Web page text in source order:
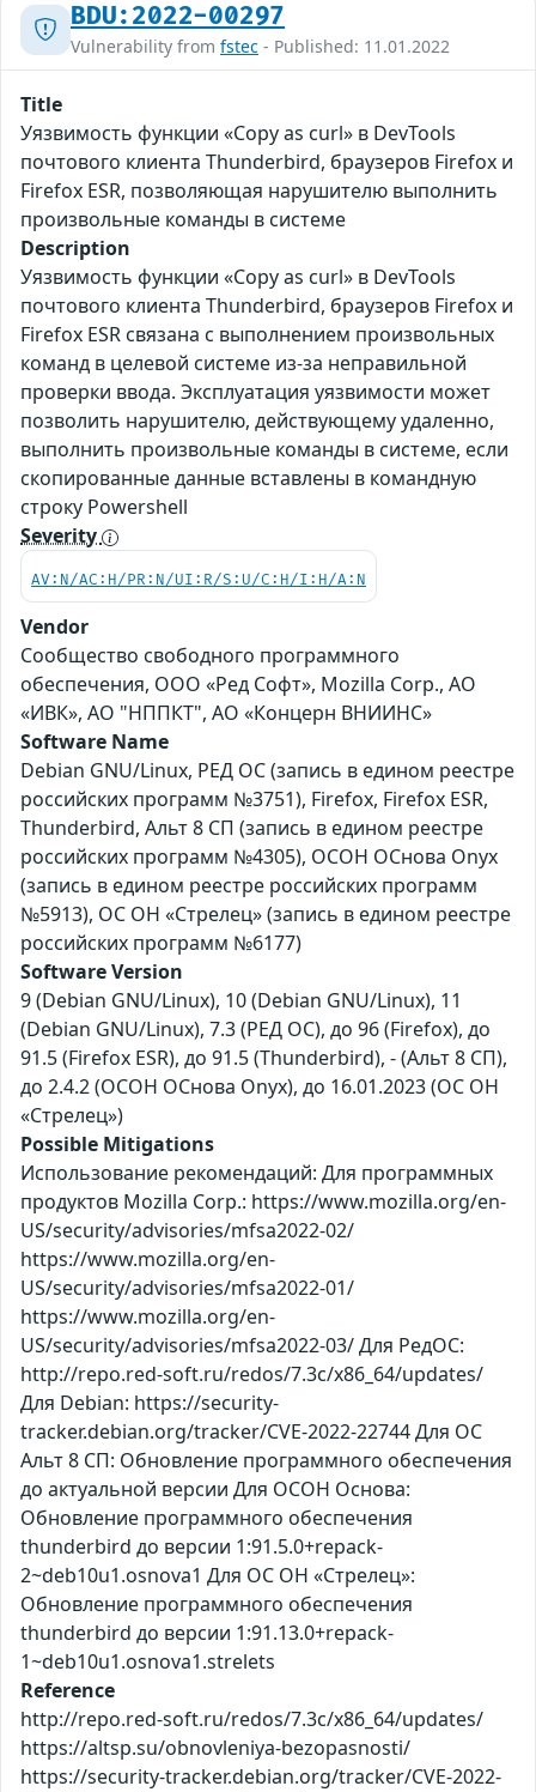
BDU:2022-00297
Vulnerability from fstec - Published: 11.01.2022
Title
Уязвимость функции «Copy as curl» в DevTools
почтового клиента Thunderbird, браузеров Firefox и
Firefox ESR, позволяющая нарушителю выполнить
произвольные команды в системе
Description
Уязвимость функции «Copy as curl» в DevTools
почтового клиента Thunderbird, браузеров Firefox и
Firefox ESR связана с выполнением произвольных
команд в целевой системе из-за неправильной
проверки ввода. Эксплуатация уязвимости может
позволить нарушителю, действующему удаленно,
выполнить произвольные команды в системе, если
скопированные данные вставлены в командную
строку Powershell
Severity
AV:N/AC:H/PR:N/UI:R/S:U/C:H/I:H/A:N
Vendor
Сообщество свободного программного
обеспечения, ООО «Ред Софт», Mozilla Corp., АО
«ИВК», АО "НППКТ", АО «Концерн ВНИИНС»
Software Name
Debian GNU/Linux, РЕД ОС (запись в едином реестре
российских программ №3751), Firefox, Firefox ESR,
Thunderbird, Альт 8 СП (запись в едином реестре
российских программ №4305), ОСОН ОСнова Оnyx
(запись в едином реестре российских программ
№5913), ОС ОН «Стрелец» (запись в едином реестре
российских программ №6177)
Software Version
9 (Debian GNU/Linux), 10 (Debian GNU/Linux), 11
(Debian GNU/Linux), 7.3 (РЕД ОС), до 96 (Firefox), до
91.5 (Firefox ESR), до 91.5 (Thunderbird), - (Альт 8 СП),
до 2.4.2 (ОСОН ОСнова Оnyx), до 16.01.2023 (ОС ОН
«Стрелец»)
Possible Mitigations
Использование рекомендаций: Для программных
продуктов Mozilla Corp.: https://www.mozilla.org/en-
US/security/advisories/mfsa2022-02/
https://www.mozilla.org/en-
US/security/advisories/mfsa2022-01/
https://www.mozilla.org/en-
US/security/advisories/mfsa2022-03/ Для РедОС:
http://repo.red-soft.ru/redos/7.3c/x86_64/updates/
Для Debian: https://security-
tracker.debian.org/tracker/CVE-2022-22744 Для ОС
Альт 8 СП: Обновление программного обеспечения
до актуальной версии Для ОСОН Основа:
Обновление программного обеспечения
thunderbird до версии 1:91.5.0+repack-
2~deb10u1.osnova1 Для ОС ОН «Стрелец»:
Обновление программного обеспечения
thunderbird до версии 1:91.13.0+repack-
1~deb10u1.osnova1.strelets
Reference
http://repo.red-soft.ru/redos/7.3c/x86_64/updates/
https://altsp.su/obnovleniya-bezopasnosti/
https://security-tracker.debian.org/tracker/CVE-2022-